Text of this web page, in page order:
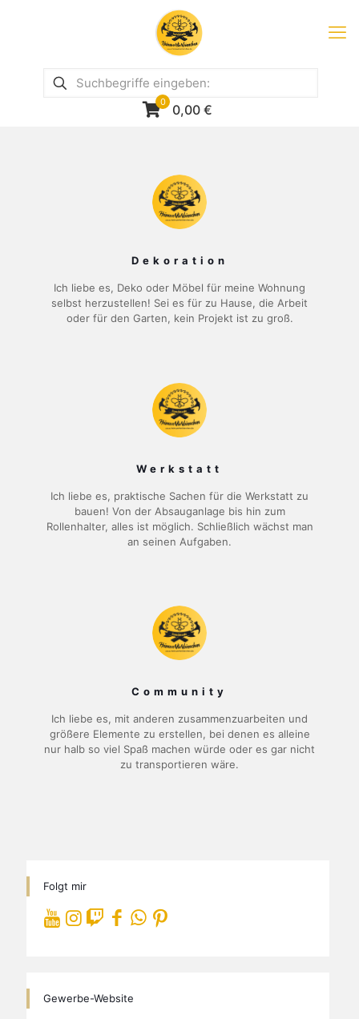
0 0,00 €
Dekoration
Ich liebe es, Deko oder Möbel für meine Wohnung
selbst herzustellen! Sei es für zu Hause, die Arbeit
oder für den Garten, kein Projekt ist zu groß.
Werkstatt
Ich liebe es, praktische Sachen für die Werkstatt zu
bauen! Von der Absauganlage bis hin zum
Rollenhalter, alles ist möglich. Schließlich wächst man
an seinen Aufgaben.
Community
Ich liebe es, mit anderen zusammenzuarbeiten und
größere Elemente zu erstellen, bei denen es alleine
nur halb so viel Spaß machen würde oder es gar nicht
zu transportieren wäre.
Folgt mir
Gewerbe-Website